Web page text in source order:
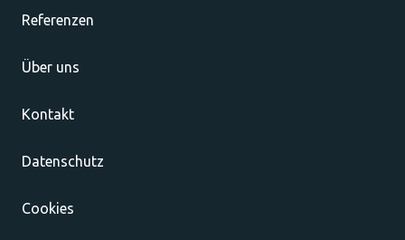
Referenzen
Über uns
Kontakt
Datenschutz
Cookies